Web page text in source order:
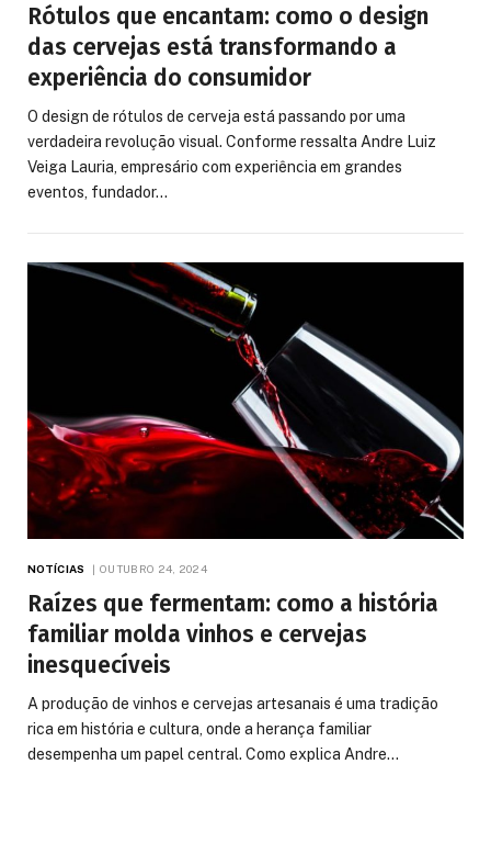
Rótulos que encantam: como o design
das cervejas está transformando a
experiência do consumidor
O design de rótulos de cerveja está passando por uma
verdadeira revolução visual. Conforme ressalta Andre Luiz
Veiga Lauria, empresário com experiência em grandes
eventos, fundador…
NOTÍCIAS OUTUBRO 24, 2024
Raízes que fermentam: como a história
familiar molda vinhos e cervejas
inesquecíveis
A produção de vinhos e cervejas artesanais é uma tradição
rica em história e cultura, onde a herança familiar
desempenha um papel central. Como explica Andre…